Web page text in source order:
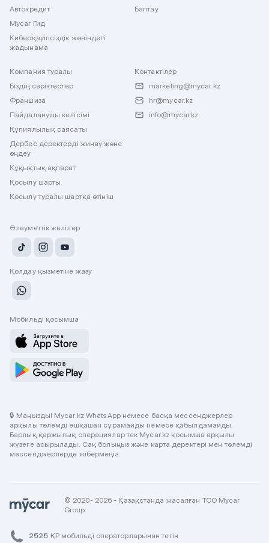
Автокредит
Mycar Гид
Киберқауіпсіздік жөніндегі
жадынама
Баптау
Компания туралы
Біздің серіктестер
Франшиза
Пайдаланушы келісімі
Құпиялылық саясаты
Дербес деректерді жинау және
өңдеу
Құқықтық ақпарат
Қосылу шарты
Қосылу туралы шартқа өтініш
Контактілер
marketing@mycar.kz
hr@mycar.kz
info@mycar.kz
Әлеуметтік желілер
Қолдау қызметіне жазу
Мобильді қосымша
🔒 Маңызды! Mycar.kz WhatsApp немесе басқа мессенджерлер
арқылы төлемді ешқашан сұрамайды немесе қабылдамайды.
Барлық қаржылық операциялар тек Mycar.kz қосымша арқылы
жүзеге асырылады. Сақ болыңыз және карта деректері мен төлемді
мессенджерлерде жібермеңіз.
© 2020- 2026 - Қазақстанда жасалған ТОО Mycar
Group
2525 ҚР мобильді операторларынан тегін